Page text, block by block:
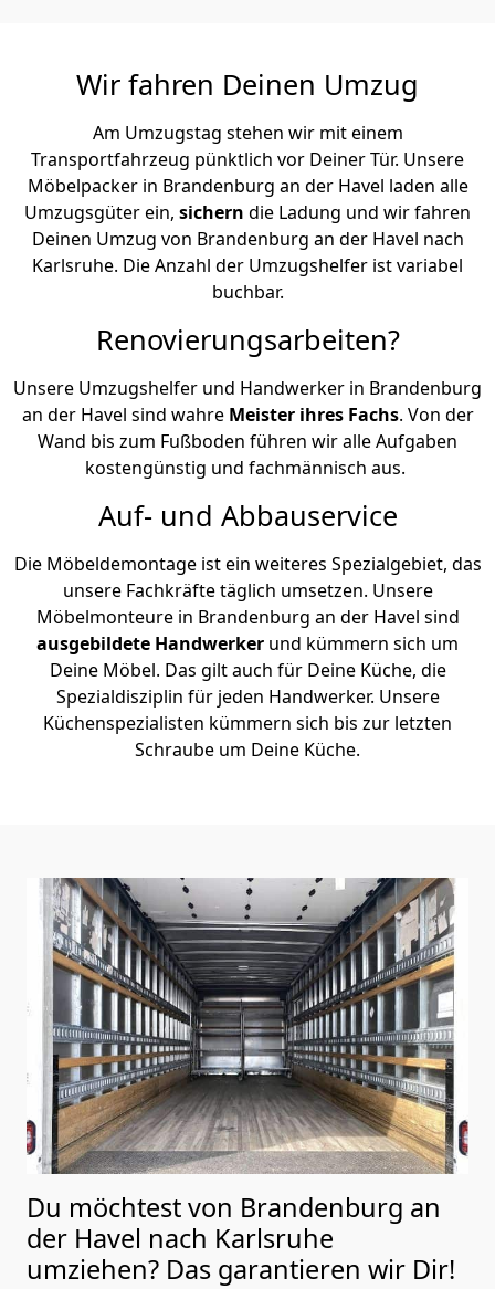
Wir fahren Deinen Umzug
Am Umzugstag stehen wir mit einem
Transportfahrzeug pünktlich vor Deiner Tür. Unsere
Möbelpacker in Brandenburg an der Havel laden alle
Umzugsgüter ein, sichern die Ladung und wir fahren
Deinen Umzug von Brandenburg an der Havel nach
Karlsruhe. Die Anzahl der Umzugshelfer ist variabel
buchbar.
Renovierungsarbeiten?
Unsere Umzugshelfer und Handwerker in Brandenburg
an der Havel sind wahre Meister ihres Fachs. Von der
Wand bis zum Fußboden führen wir alle Aufgaben
kostengünstig und fachmännisch aus.
Auf- und Abbauservice
Die Möbeldemontage ist ein weiteres Spezialgebiet, das
unsere Fachkräfte täglich umsetzen. Unsere
Möbelmonteure in Brandenburg an der Havel sind
ausgebildete Handwerker und kümmern sich um
Deine Möbel. Das gilt auch für Deine Küche, die
Spezialdisziplin für jeden Handwerker. Unsere
Küchenspezialisten kümmern sich bis zur letzten
Schraube um Deine Küche.
Du möchtest von Brandenburg an
der Havel nach Karlsruhe
umziehen? Das garantieren wir Dir!